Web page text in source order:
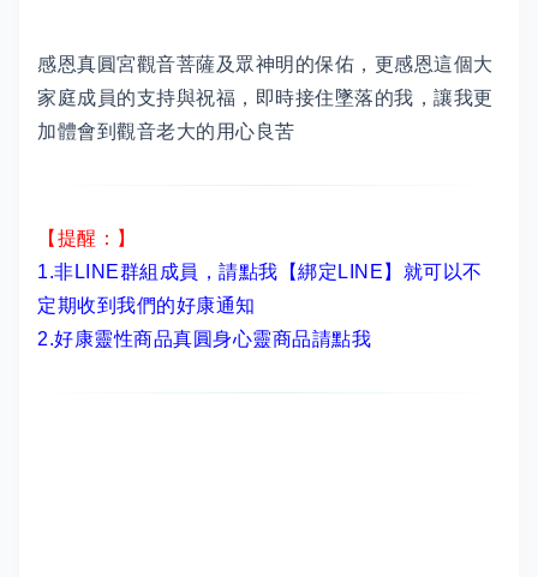
感恩真圓宮觀音菩薩及眾神明的保佑，更感恩這個大
家庭成員的支持與祝福，即時接住墜落的我，讓我更
加體會到觀音老大的用心良苦
【提醒：】
1.非LINE群組成員， 請點我【綁定LINE】 就可以不
定期收到我們的好康通知
2.好康靈性商品真圓身心靈商品請點我